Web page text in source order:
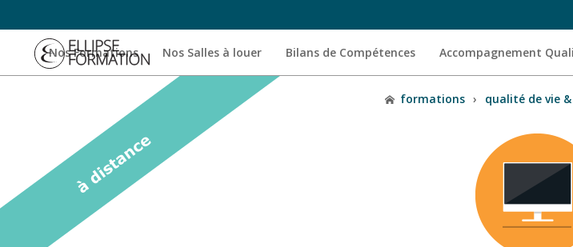
Nos Formations Nos Salles à louer Bilans de Compétences Accompagnement
formations › qualité de vie